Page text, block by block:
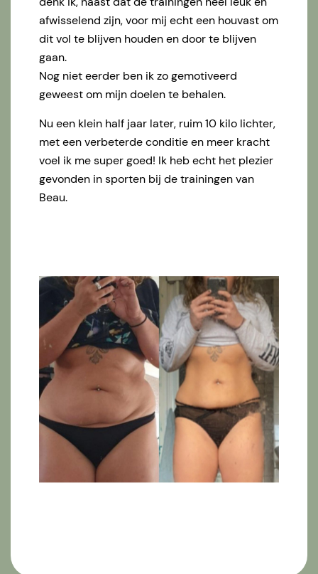
afwisselend zijn, voor mij echt een houvast om
dit vol te blijven houden en door te blijven
gaan.
Nog niet eerder ben ik zo gemotiveerd
geweest om mijn doelen te behalen.
Nu een klein half jaar later, ruim 10 kilo lichter,
met een verbeterde conditie en meer kracht
voel ik me super goed! Ik heb echt het plezier
gevonden in sporten bij de trainingen van
Beau.